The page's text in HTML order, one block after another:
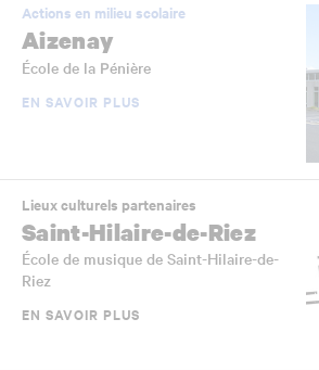
Actions en milieu scolaire
Aizenay
École de la Pénière
EN SAVOIR PLUS
Lieux culturels partenaires
Saint-Hilaire-de-Riez
École de musique de Saint-Hilaire-de-
Riez
EN SAVOIR PLUS